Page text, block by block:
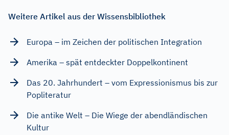
Weitere Artikel aus der Wissensbibliothek
Europa – im Zeichen der politischen Integration
Amerika – spät entdeckter Doppelkontinent
Das 20. Jahrhundert – vom Expressionismus bis zur
Popliteratur
Die antike Welt – Die Wiege der abendländischen
Kultur